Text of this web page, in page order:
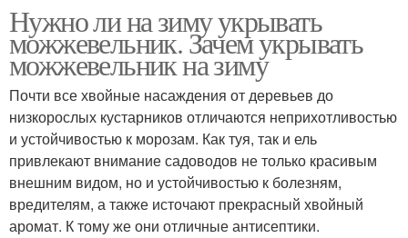
Нужно ли на зиму укрывать
можжевельник. Зачем укрывать
можжевельник на зиму
Почти все хвойные насаждения от деревьев до
низкорослых кустарников отличаются неприхотливостью
и устойчивостью к морозам. Как туя, так и ель
привлекают внимание садоводов не только красивым
внешним видом, но и устойчивостью к болезням,
вредителям, а также источают прекрасный хвойный
аромат. К тому же они отличные антисептики.